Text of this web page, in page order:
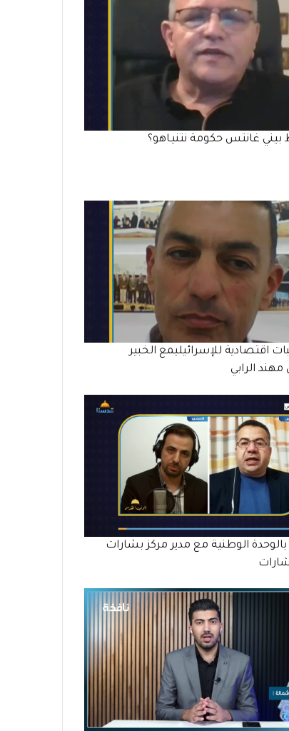
غانتس حكومة نتنيـاهو؟
3 نكبات اقتصادية للإسرائيليمع الخبير
الرابي
الوطنية مع مدير مركز بشارات